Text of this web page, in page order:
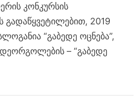
კონკურსის
გადაწყვეტილებით, 2019
“გაბედე ოცნება”,
– “გაბედე